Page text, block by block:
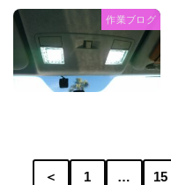
作業ブログ
＜ 1 … 15